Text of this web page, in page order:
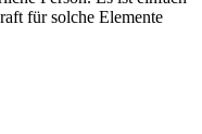
für solche Elemente